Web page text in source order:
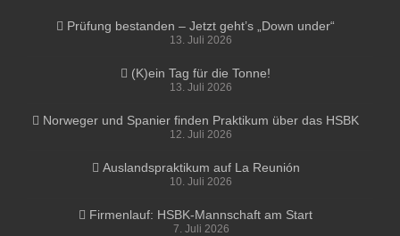
Prüfung bestanden – Jetzt geht’s „Down under“
13. Juli 2026
(K)ein Tag für die Tonne!
13. Juli 2026
Norweger und Spanier finden Praktikum über das HSBK
12. Juli 2026
Auslandspraktikum auf La Reunión
10. Juli 2026
Firmenlauf: HSBK-Mannschaft am Start
7. Juli 2026